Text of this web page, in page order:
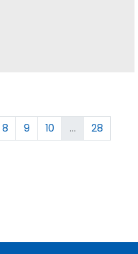
8 9 10 ...
28